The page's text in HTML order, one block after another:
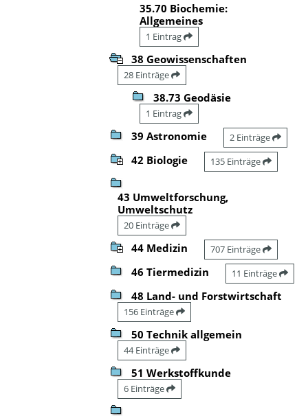
35.70 Biochemie:
Allgemeines
1 Eintrag
38 Geowissenschaften
28 Einträge
38.73 Geodäsie
1 Eintrag
39 Astronomie 2 Einträge
42 Biologie 135 Einträge
43 Umweltforschung,
Umweltschutz
20 Einträge
44 Medizin 707 Einträge
46 Tiermedizin 11 Einträge
48 Land- und Forstwirtschaft
156 Einträge
50 Technik allgemein
44 Einträge
51 Werkstoffkunde
6 Einträge